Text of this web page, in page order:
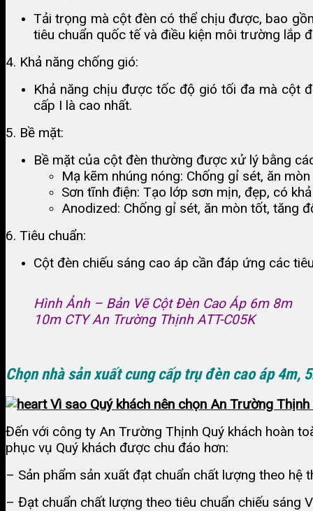
Tải trọng mà cột đèn có thể chịu được, bao
tiêu chuẩn quốc tế và điều kiện môi trường lắp
4. Khả năng chống gió:
Khả năng chịu được tốc độ gió tối đa mà cột
cấp I là cao nhất.
5. Bề mặt:
Bề mặt của cột đèn thường được xử lý bằng
Mạ kẽm nhúng nóng: Chống gỉ sét, ăn mòn
Sơn tĩnh điện: Tạo lớp sơn mịn, đẹp, có
Anodized: Chống gỉ sét, ăn mòn tốt, tăng
6. Tiêu chuẩn:
Cột đèn chiếu sáng cao áp cần đáp ứng các
Hình Ảnh – Bản Vẽ Cột Đèn Cao Áp 6m 8m
10m CTY An Trường Thịnh ATT-C05K
Chọn nhà sản xuất cung cấp trụ đèn cao áp 4m,
Vì sao Quý khách nên chọn An Trường
Đến với công ty An Trường Thịnh Quý khách hoàn
phục vụ Quý khách được chu đáo hơn:
– Sản phẩm sản xuất đạt chuẩn chất lượng theo hệ
– Đạt chuẩn chất lượng theo tiêu chuẩn chiếu sáng